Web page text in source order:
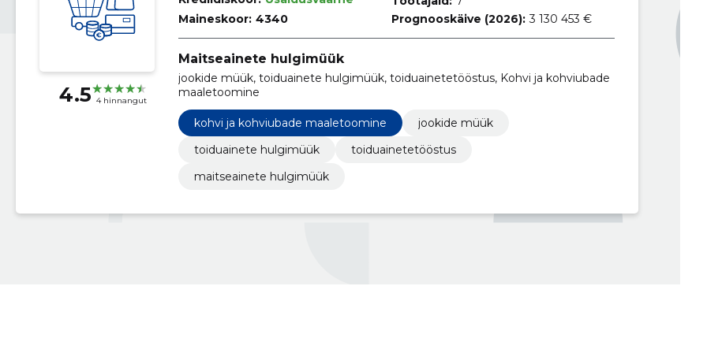
4.5 4 hinnangut
Maineskoor: 4340
Prognooskäive (2026): 3 130 453 €
Maitseainete hulgimüük
jookide müük, toiduainete hulgimüük, toiduainetetööstus, Kohvi ja kohviubade
maaletoomine
kohvi ja kohviubade maaletoomine
jookide müük
toiduainete hulgimüük
toiduainetetööstus
maitseainete hulgimüük